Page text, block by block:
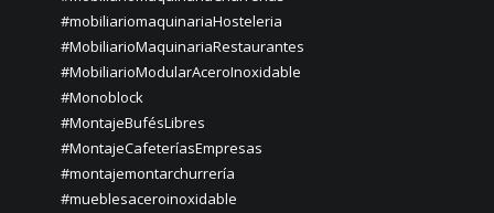
#mobiliariomaquinariaHosteleria
#MobiliarioMaquinariaRestaurantes
#MobiliarioModularAceroInoxidable
#Monoblock
#MontajeBufésLibres
#MontajeCafeteríasEmpresas
#montajemontarchurrería
#mueblesaceroinoxidable